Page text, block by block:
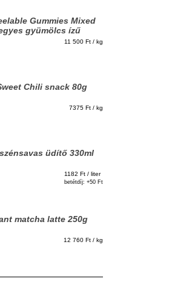
Gummies Mixed
gyümölcs ízű
11 500 Ft / kg
Chili snack 80g
7375 Ft / kg
üdítő 330ml
1182 Ft / liter
betétdíj: +50 Ft
matcha latte 250g
12 760 Ft / kg